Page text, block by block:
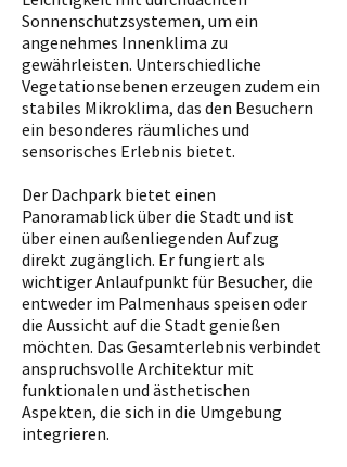
Sonnenschutzsystemen, um ein
angenehmes Innenklima zu
gewährleisten. Unterschiedliche
Vegetationsebenen erzeugen zudem ein
stabiles Mikroklima, das den Besuchern
ein besonderes räumliches und
sensorisches Erlebnis bietet.
Der Dachpark bietet einen
Panoramablick über die Stadt und ist
über einen außenliegenden Aufzug
direkt zugänglich. Er fungiert als
wichtiger Anlaufpunkt für Besucher, die
entweder im Palmenhaus speisen oder
die Aussicht auf die Stadt genießen
möchten. Das Gesamterlebnis verbindet
anspruchsvolle Architektur mit
funktionalen und ästhetischen
Aspekten, die sich in die Umgebung
integrieren.